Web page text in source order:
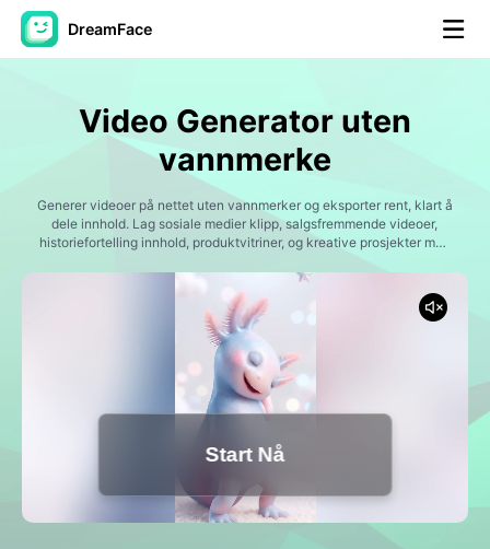
DreamFace
Avatar Video
AI Video
Foto ▼
Se alle verktøy
Avatar Video
▼
Video Generator uten
vannmerke
Generer videoer på nettet uten vannmerker og eksporter rent, klart å
dele innhold. Lag sosiale medier klipp, salgsfremmende videoer,
historiefortelling innhold, produktvitriner, og kreative prosjekter med
Start Nå